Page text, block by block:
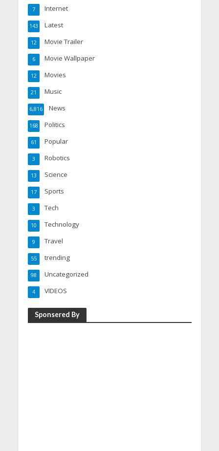
Internet
7
Latest
143
Movie Trailer
12
Movie Wallpaper
6
Movies
12
Music
21
News
6,816
Politics
168
Popular
61
Robotics
3
Science
13
Sports
17
Tech
3
Technology
10
Travel
9
trending
55
Uncategorized
98
VIDEOS
4
Sponsered By